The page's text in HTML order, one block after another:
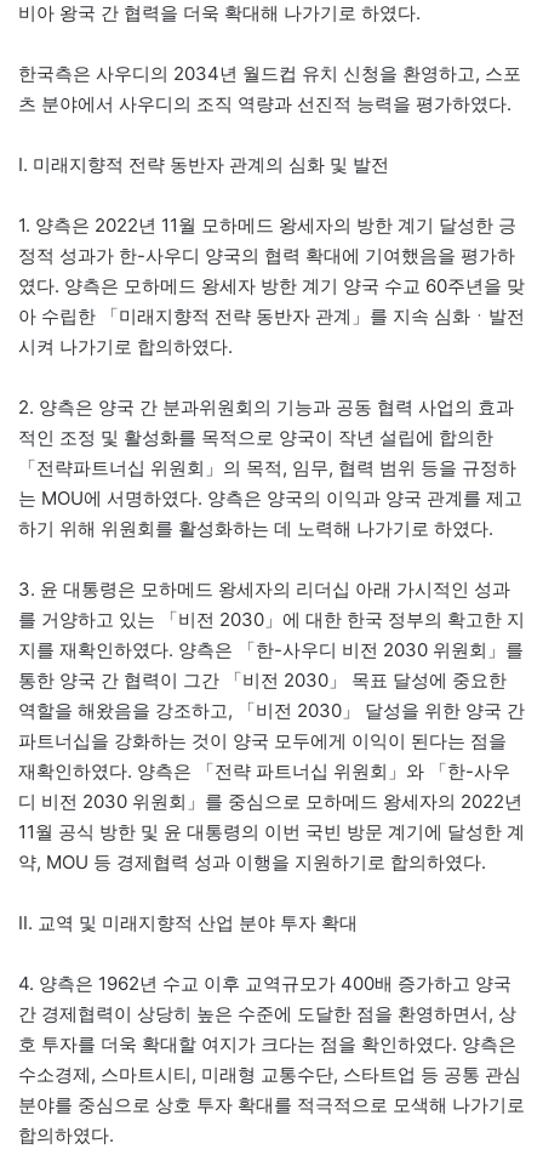
비아 왕국 간 협력을 더욱 확대해 나가기로 하였다.
한국측은 사우디의 2034년 월드컵 유치 신청을 환영하고, 스포
츠 분야에서 사우디의 조직 역량과 선진적 능력을 평가하였다.
I. 미래지향적 전략 동반자 관계의 심화 및 발전
1. 양측은 2022년 11월 모하메드 왕세자의 방한 계기 달성한 긍
정적 성과가 한-사우디 양국의 협력 확대에 기여했음을 평가하
였다. 양측은 모하메드 왕세자 방한 계기 양국 수교 60주년을 맞
아 수립한 「미래지향적 전략 동반자 관계」를 지속 심화ㆍ발전
시켜 나가기로 합의하였다.
2. 양측은 양국 간 분과위원회의 기능과 공동 협력 사업의 효과
적인 조정 및 활성화를 목적으로 양국이 작년 설립에 합의한
「전략파트너십 위원회」의 목적, 임무, 협력 범위 등을 규정하
는 MOU에 서명하였다. 양측은 양국의 이익과 양국 관계를 제고
하기 위해 위원회를 활성화하는 데 노력해 나가기로 하였다.
3. 윤 대통령은 모하메드 왕세자의 리더십 아래 가시적인 성과
를 거양하고 있는 「비전 2030」에 대한 한국 정부의 확고한 지
지를 재확인하였다. 양측은 「한-사우디 비전 2030 위원회」를
통한 양국 간 협력이 그간 「비전 2030」 목표 달성에 중요한
역할을 해왔음을 강조하고, 「비전 2030」 달성을 위한 양국 간
파트너십을 강화하는 것이 양국 모두에게 이익이 된다는 점을
재확인하였다. 양측은 「전략 파트너십 위원회」와 「한-사우
디 비전 2030 위원회」를 중심으로 모하메드 왕세자의 2022년
11월 공식 방한 및 윤 대통령의 이번 국빈 방문 계기에 달성한 계
약, MOU 등 경제협력 성과 이행을 지원하기로 합의하였다.
Ⅱ. 교역 및 미래지향적 산업 분야 투자 확대
4. 양측은 1962년 수교 이후 교역규모가 400배 증가하고 양국
간 경제협력이 상당히 높은 수준에 도달한 점을 환영하면서, 상
호 투자를 더욱 확대할 여지가 크다는 점을 확인하였다. 양측은
수소경제, 스마트시티, 미래형 교통수단, 스타트업 등 공통 관심
분야를 중심으로 상호 투자 확대를 적극적으로 모색해 나가기로
합의하였다.